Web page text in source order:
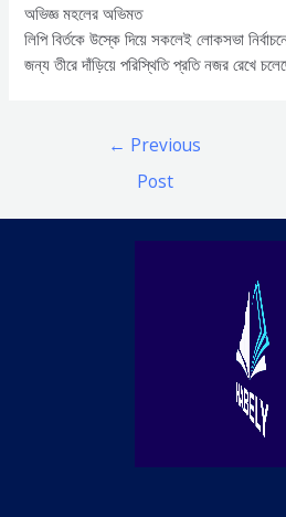
অভিজ্ঞ মহলের অভিমত
লিপি বির্তকে উস্কে দিয়ে সকলেই লোকসভা
জন্য তীরে দাঁড়িয়ে পরিস্থিতি প্রতি নজর রেখে
← Previous
Post